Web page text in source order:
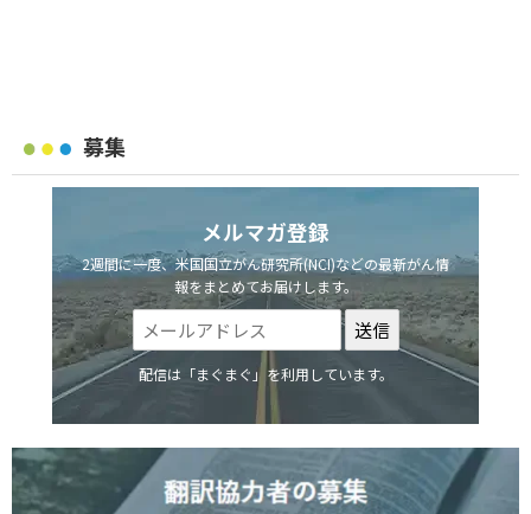
募集
メルマガ登録
2週間に一度、米国国立がん研究所(NCI)などの最新がん情
報をまとめてお届けします。
配信は「まぐまぐ」を利用しています。